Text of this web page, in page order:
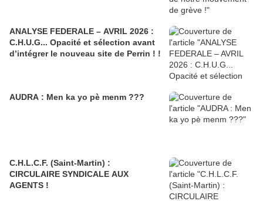
ANALYSE FEDERALE – AVRIL 2026 :
C.H.U.G... Opacité et sélection avant
d’intégrer le nouveau site de Perrin ! !
AUDRA : Men ka yo pè menm ???
C.H.L.C.F. (Saint-Martin) :
CIRCULAIRE SYNDICALE AUX
AGENTS !